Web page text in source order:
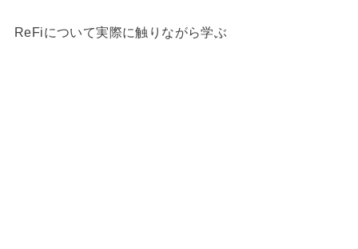
ReFiについて実際に触りながら学ぶ